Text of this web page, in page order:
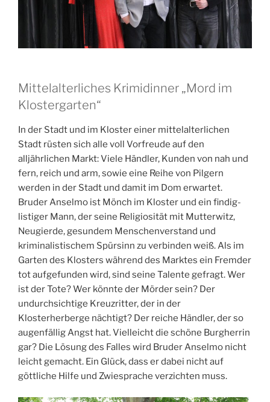
Mittelalterliches Krimidinner „Mord im
Klostergarten“
In der Stadt und im Kloster einer mittelalterlichen
Stadt rüsten sich alle voll Vorfreude auf den
alljährlichen Markt: Viele Händler, Kunden von nah und
fern, reich und arm, sowie eine Reihe von Pilgern
werden in der Stadt und damit im Dom erwartet.
Bruder Anselmo ist Mönch im Kloster und ein findig-
listiger Mann, der seine Religiosität mit Mutterwitz,
Neugierde, gesundem Menschenverstand und
kriminalistischem Spürsinn zu verbinden weiß. Als im
Garten des Klosters während des Marktes ein Fremder
tot aufgefunden wird, sind seine Talente gefragt. Wer
ist der Tote? Wer könnte der Mörder sein? Der
undurchsichtige Kreuzritter, der in der
Klosterherberge nächtigt? Der reiche Händler, der so
augenfällig Angst hat. Vielleicht die schöne Burgherrin
gar? Die Lösung des Falles wird Bruder Anselmo nicht
leicht gemacht. Ein Glück, dass er dabei nicht auf
göttliche Hilfe und Zwiesprache verzichten muss.